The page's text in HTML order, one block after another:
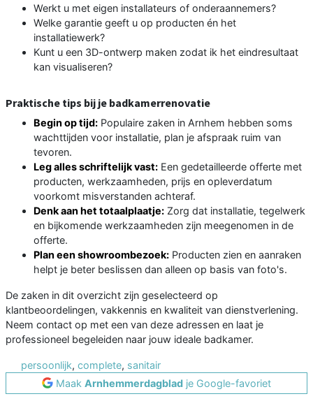
Werkt u met eigen installateurs of onderaannemers?
Welke garantie geeft u op producten én het
installatiewerk?
Kunt u een 3D-ontwerp maken zodat ik het eindresultaat
kan visualiseren?
Praktische tips bij je badkamerrenovatie
Begin op tijd: Populaire zaken in Arnhem hebben soms
wachttijden voor installatie, plan je afspraak ruim van
tevoren.
Leg alles schriftelijk vast: Een gedetailleerde offerte met
producten, werkzaamheden, prijs en opleverdatum
voorkomt misverstanden achteraf.
Denk aan het totaalplaatje: Zorg dat installatie, tegelwerk
en bijkomende werkzaamheden zijn meegenomen in de
offerte.
Plan een showroombezoek: Producten zien en aanraken
helpt je beter beslissen dan alleen op basis van foto's.
De zaken in dit overzicht zijn geselecteerd op
klantbeoordelingen, vakkennis en kwaliteit van dienstverlening.
Neem contact op met een van deze adressen en laat je
professioneel begeleiden naar jouw ideale badkamer.
persoonlijk, complete, sanitair
Maak Arnhemmerdagblad je Google-favoriet